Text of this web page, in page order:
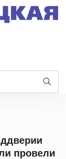
провели